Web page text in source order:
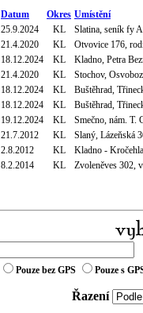
Datum Okres Umístění
25.9.2024 KL
Slatina, seník fy
21.4.2020 KL
Otvovice 176,
18.12.2024 KL
Kladno, Petra
21.4.2020 KL
Stochov,
18.12.2024 KL
Buštěhrad,
18.12.2024 KL
Buštěhrad,
19.12.2024 KL
Smečno, nám. T.
21.7.2012 KL
Slaný, Lázeňská
2.8.2012 KL
Kladno -
8.2.2014 KL Zvoleněves 302,
Pouze bez GPS Pouze s
Řazení